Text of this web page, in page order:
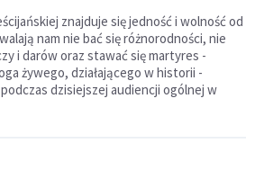
znajduje się jedność i wolność od
nam nie bać się różnorodności, nie
i darów oraz stawać się martyres -
żywego, działającego w historii -
dzisiejszej audiencji ogólnej w